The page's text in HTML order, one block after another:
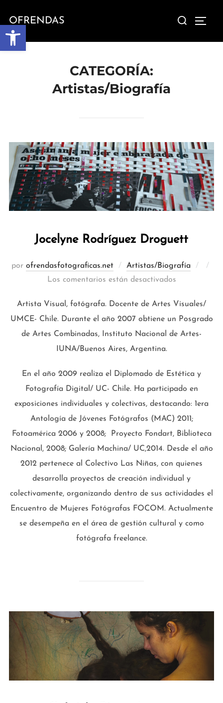
Abrir barra de herramientas
contenido
OFRENDAS
Buscar:
CATEGORÍA:
Artistas/Biografía
Jocelyne Rodríguez Droguett
por ofrendasfotograficas.net Artistas/Biografía
Los comentarios están desactivados
Artista Visual, fotógrafa. Docente de Artes Visuales/
UMCE- Chile. Durante el año 2007 obtiene un Posgrado
de Artes Combinadas, Instituto Nacional de Artes-
IUNA/Buenos Aires, Argentina.
En el año 2009 realiza el Diplomado de Estética y
Fotografía Digital/ UC- Chile. Ha participado en
exposiciones individuales y colectivas, destacando: 1era
Antología de Jóvenes Fotógrafos (MAC) 2011;
Fotoamérica 2006 y 2008; Proyecto Fondart, Biblioteca
Nacional, 2008; Galería Machina/ UC,2014. Desde el año
2012 pertenece al Colectivo Las Niñas, con quienes
desarrolla proyectos de creación individual y
colectivamente, organizando dentro de sus actividades el
Encuentro de Mujeres Fotógrafas FOCOM. Actualmente
se desempeña en el área de gestión cultural y como
fotógrafa freelance.